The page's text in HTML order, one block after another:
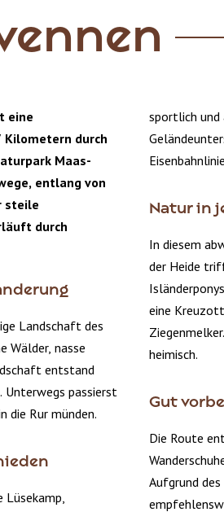
eine
Kilometern durch
Maas-
entlang von
steile
durch
Landschaft des
Wälder, nasse
entstand
Unterwegs passierst
die Rur münden.
Lüsekamp,
sportlich und
Natur in
In diesem
der Heide
eine
heimisch.
Gut
Die Route
Aufgrund